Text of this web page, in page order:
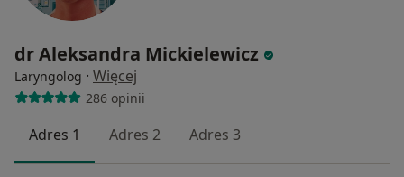
dr Aleksandra Mickielewicz
Laryngolog · Więcej
286 opinii
Adres 1 Adres 2 Adres 3